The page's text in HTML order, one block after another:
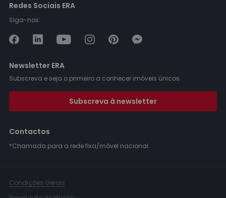
Redes Sociais ERA
Siga-nos:
Newsletter ERA
Subscreva e seja o primeiro a conhecer imóveis únicos.
Subscreva à newsletter
Contactos
*Chamada para a rede fixa/móvel nacional.
Condições Gerais